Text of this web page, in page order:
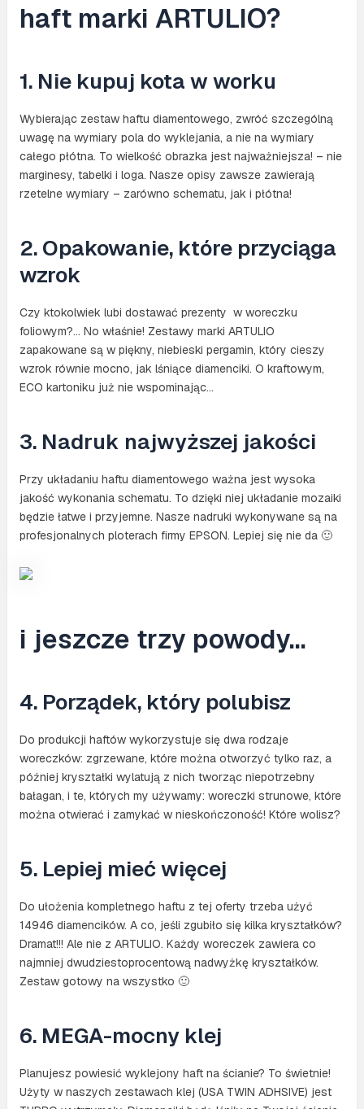
haft marki ARTULIO?
1. Nie kupuj kota w worku
Wybierając zestaw haftu diamentowego, zwróć szczególną
uwagę na wymiary pola do wyklejania, a nie na wymiary
całego płótna. To wielkość obrazka jest najważniejsza! – nie
marginesy, tabelki i loga. Nasze opisy zawsze zawierają
rzetelne wymiary – zarówno schematu, jak i płótna!
2. Opakowanie, które przyciąga
wzrok
Czy ktokolwiek lubi dostawać prezenty w woreczku
foliowym?… No właśnie! Zestawy marki ARTULIO
zapakowane są w piękny, niebieski pergamin, który cieszy
wzrok równie mocno, jak lśniące diamenciki. O kraftowym,
ECO kartoniku już nie wspominając…
3. Nadruk najwyższej jakości
Przy układaniu haftu diamentowego ważna jest wysoka
jakość wykonania schematu. To dzięki niej układanie mozaiki
będzie łatwe i przyjemne. Nasze nadruki wykonywane są na
profesjonalnych ploterach firmy EPSON. Lepiej się nie da 🙂
i jeszcze trzy powody…
4. Porządek, który polubisz
Do produkcji haftów wykorzystuje się dwa rodzaje
woreczków: zgrzewane, które można otworzyć tylko raz, a
później kryształki wylatują z nich tworząc niepotrzebny
bałagan, i te, których my używamy: woreczki strunowe, które
można otwierać i zamykać w nieskończoność! Które wolisz?
5. Lepiej mieć więcej
Do ułożenia kompletnego haftu z tej oferty trzeba użyć
14946 diamencików. A co, jeśli zgubiło się kilka kryształków?
Dramat!!! Ale nie z ARTULIO. Każdy woreczek zawiera co
najmniej dwudziestoprocentową nadwyżkę kryształków.
Zestaw gotowy na wszystko 🙂
6. MEGA-mocny klej
Planujesz powiesić wyklejony haft na ścianie? To świetnie!
Użyty w naszych zestawach klej (USA TWIN ADHSIVE) jest